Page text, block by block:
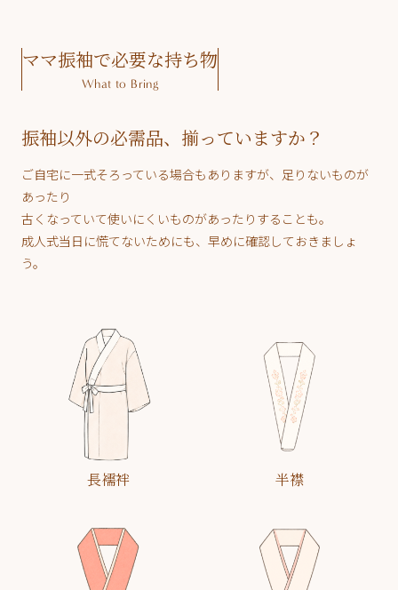
ママ振袖で必要な持ち物
What to Bring
振袖以外の必需品、揃っていますか？
ご自宅に一式そろっている場合もありますが、足りないものが
あったり
古くなっていて使いにくいものがあったりすることも。
成人式当日に慌てないためにも、早めに確認しておきましょ
う。
長襦袢 半襟